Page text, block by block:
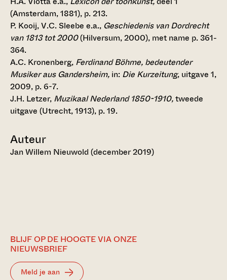
(Amsterdam, 1881), p. 213.
P. Kooij, V.C. Sleebe e.a., Geschiedenis van Dordrecht
van 1813 tot 2000(Hilversum, 2000), met name p. 361-
364.
A.C. Kronenberg, Ferdinand Böhme, bedeutender
Musiker aus Gandersheim, in: Die Kurzeitung, uitgave 1,
2009, p. 6-7.
J.H. Letzer, Muzikaal Nederland 1850-1910,tweede
uitgave (Utrecht, 1913), p. 19.
Auteur
Jan Willem Nieuwold (december 2019)
BLIJF OP DE HOOGTE VIA ONZE
NIEUWSBRIEF
Meld je aan